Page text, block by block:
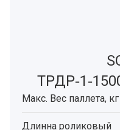
Макс. Вес паллета, кг
Длинна роликовый